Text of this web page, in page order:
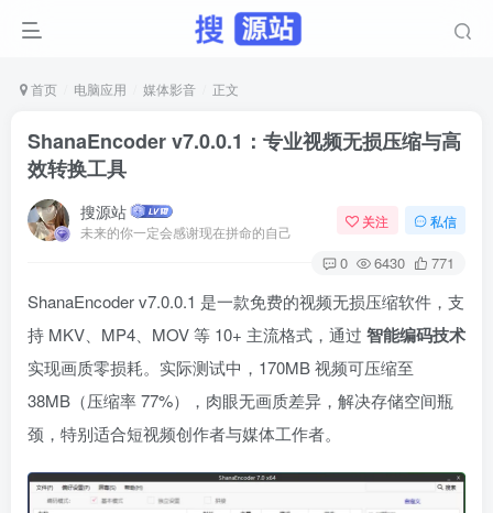
首页 电脑应用 媒体影音 正文
ShanaEncoder v7.0.0.1：专业视频无损压缩与高
效转换工具
搜源站
未来的你一定会感谢现在拼命的自己
关注 私信
0 6430 771
ShanaEncoder v7.0.0.1 是一款免费的视频无损压缩软件，支
持 MKV、MP4、MOV 等 10+ 主流格式，通过 ​ 智能编码技术
实现画质零损耗。实际测试中，170MB 视频可压缩至
38MB（压缩率 77%），肉眼无画质差异，解决存储空间瓶
颈，特别适合短视频创作者与媒体工作者。